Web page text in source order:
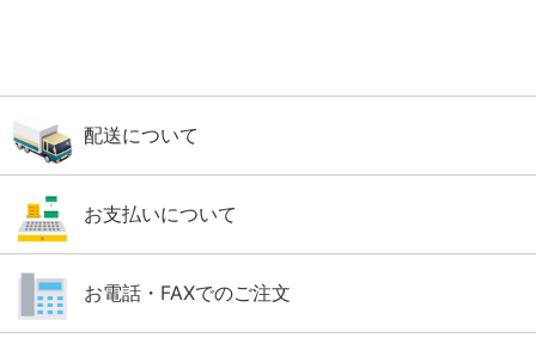
配送について
お支払いについて
お電話・FAXでのご注文